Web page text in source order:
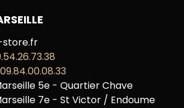
09.84.00.08.33
5e - Quartier Chave
7e - St Victor / Endoume